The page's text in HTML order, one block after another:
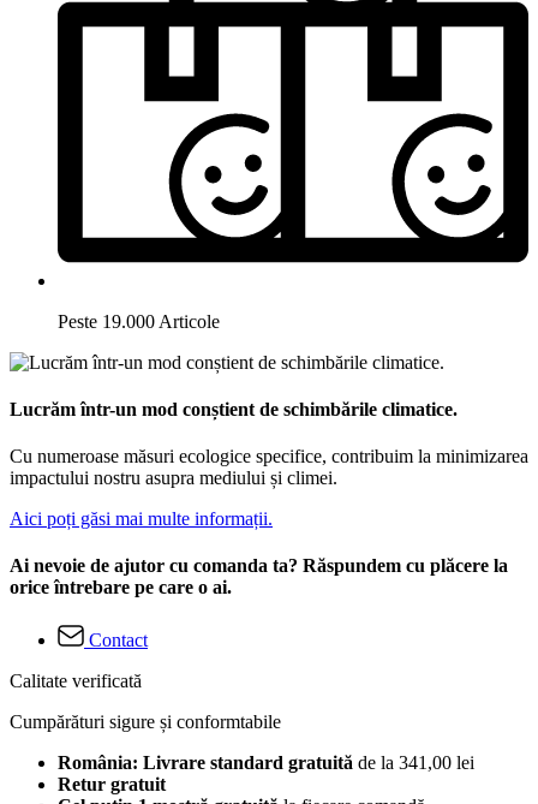
Peste 19.000 Articole
Lucrăm într-un mod conștient de schimbările climatice.
Cu numeroase măsuri ecologice specifice, contribuim la minimizarea
impactului nostru asupra mediului și climei.
Aici poți găsi mai multe informații.
Ai nevoie de ajutor cu comanda ta? Răspundem cu plăcere la
orice întrebare pe care o ai.
Contact
Calitate verificată
Cumpărături sigure și conformtabile
România: Livrare standard gratuită de la 341,00 lei
Retur gratuit